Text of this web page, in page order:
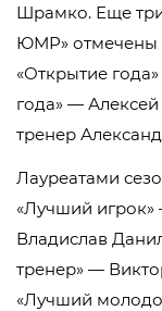
Шрамко. Еще
ЮМР» отмечены
«Открытие
года» —
тренер
Лауреатами
«Лучший
Владислав
тренер» —
«Лучший